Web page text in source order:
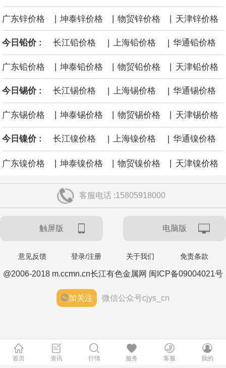
8月7日，宇树科技董事长王兴兴网上路演时表示，报告期内，公司
核心技术和知识产权。截至2026年1月31日，公司拥有262项专利权
（含境内发明专利20项）。
广东锌价格 | 坤泰锌价格 | 物贸锌价格 | 天津锌价格
今日铅价 : 长江铅价格 | 上海铅价格 | 华通铅价格
广东铅价格 坤泰铅价格 物贸铅价格 天津铅价格
今日锡价 : 长江锡价格 | 上海锡价格 | 华通锡价格
广东锡价格 坤泰锡价格 物贸锡价格 天津锡价格
今日镍价 : 长江镍价格 | 上海镍价格 | 华通镍价格
广东镍价格 | 坤泰镍价格 | 物贸镍价格 | 天津镍价格
客服电话 :15805918000
触屏版 电脑版
意见反馈 登录/注册 关于我们 免责条款
@2006-2018 m.ccmn.cn长江有色金属网 闽ICP备09004021号
加关注 微信公众号cjys_cn
首页 资讯 行情 服务 客服 我的